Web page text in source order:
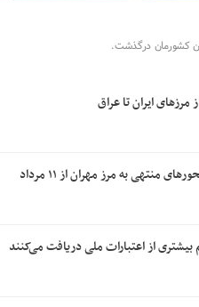
کشورمان درگذشت.
مرزهای ایران تا عراق
منتهی به مرز مهران از ۱۱ مرداد
از اعتبارات ملی دریافت می‌کنند